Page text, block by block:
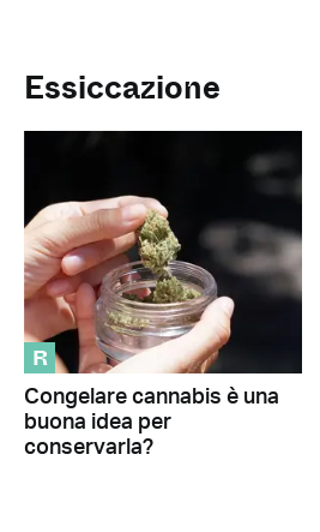
Essiccazione
R
Congelare cannabis è una
buona idea per
conservarla?